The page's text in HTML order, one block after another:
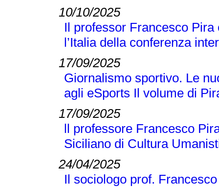
10/10/2025
Il professor Francesco
l’Italia della conferenza
17/09/2025
Giornalismo sportivo. Le
agli eSports Il volume di
17/09/2025
ll professore Francesco
Siciliano di Cultura
24/04/2025
Il sociologo prof.